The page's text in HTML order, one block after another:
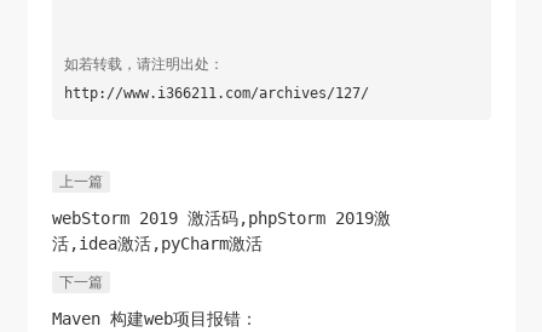
如若转载，请注明出处：
http://www.i366211.com/archives/127/
上一篇
webStorm 2019 激活码,phpStorm 2019激
活,idea激活,pyCharm激活
下一篇
Maven 构建web项目报错：